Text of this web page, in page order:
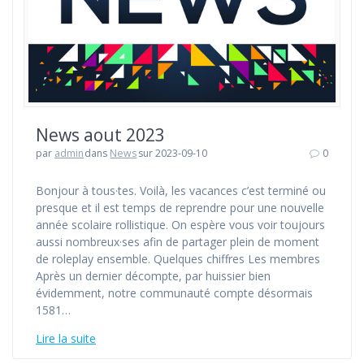
News aout 2023
par admindans Newssur 2023-09-10 0
Bonjour à tous·tes. Voilà, les vacances c’est terminé ou
presque et il est temps de reprendre pour une nouvelle
année scolaire rollistique. On espère vous voir toujours
aussi nombreux·ses afin de partager plein de moment
de roleplay ensemble. Quelques chiffres Les membres
Après un dernier décompte, par huissier bien
évidemment, notre communauté compte désormais
1581…
Lire la suite